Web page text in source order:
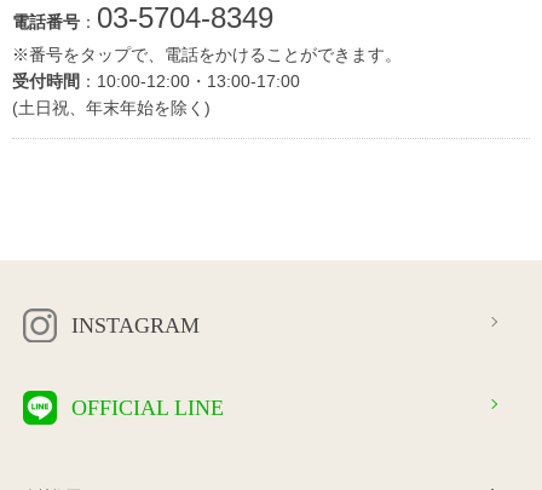
電話番号 ： 03-5704-8349
※番号をタップで、電話をかけることができます。
受付時間 ：10:00-12:00・13:00-17:00
(土日祝、年末年始を除く)
INSTAGRAM
OFFICIAL LINE